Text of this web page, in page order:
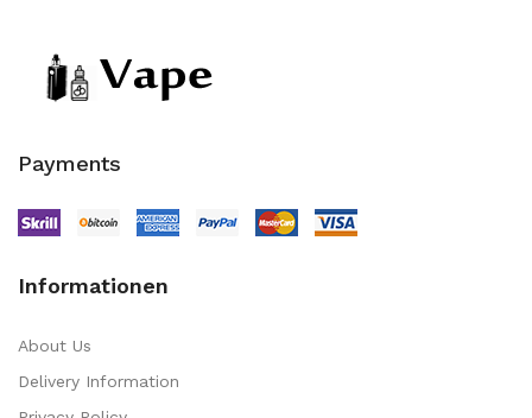
Payments
Informationen
About Us
Delivery Information